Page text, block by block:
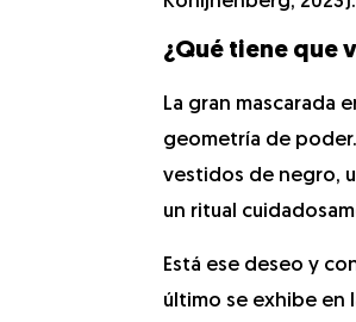
¿Qué tiene que
La gran mascarada
geometría de
vestidos de negro,
un ritual
Está ese deseo y
último se exhibe en